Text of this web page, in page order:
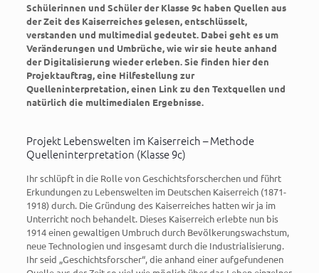
Schülerinnen und Schüler der Klasse 9c haben Quellen aus
der Zeit des Kaiserreiches gelesen, entschlüsselt,
verstanden und multimedial gedeutet. Dabei geht es um
Veränderungen und Umbrüche, wie wir sie heute anhand
der Digitalisierung wieder erleben. Sie finden hier den
Projektauftrag, eine Hilfestellung zur
Quelleninterpretation, einen Link zu den Textquellen und
natürlich die multimedialen Ergebnisse.
Projekt Lebenswelten im Kaiserreich – Methode
Quelleninterpretation (Klasse 9c)
Ihr schlüpft in die Rolle von Geschichtsforscherchen und führt
Erkundungen zu Lebenswelten im Deutschen Kaiserreich (1871-
1918) durch. Die Gründung des Kaiserreiches hatten wir ja im
Unterricht noch behandelt. Dieses Kaiserreich erlebte nun bis
1914 einen gewaltigen Umbruch durch Bevölkerungswachstum,
neue Technologien und insgesamt durch die Industrialisierung.
Ihr seid „Geschichtsforscher“, die anhand einer aufgefundenen